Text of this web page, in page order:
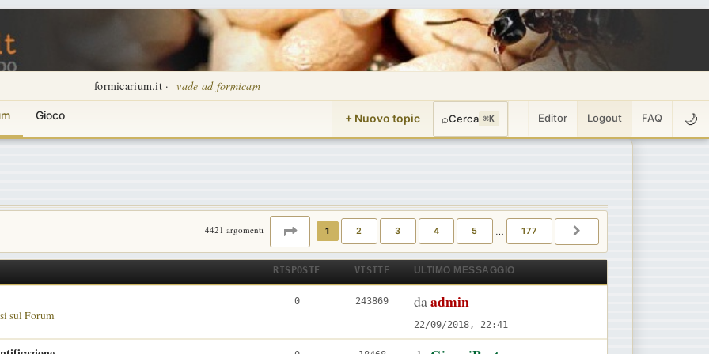
formicarium.it · vade ad formicam
Gioco + Nuovo topic ⌕Cerca ⌘K Editor Logout FAQ 🌙
4421 argomenti PAGINA DI177
1 2 3 4 5 … 177
RISPOSTE VISITE ULTIMO MESSAGGIO
sul Forum
0R
s
243869V
s
U
l
t
daadmin
22/09/2018, 22:41